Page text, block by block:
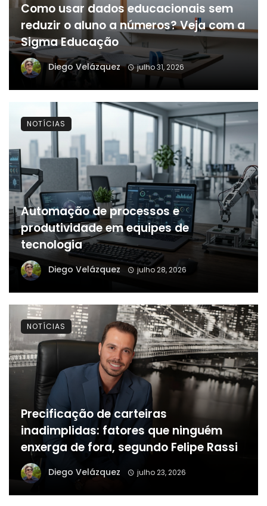
Como usar dados educacionais sem
reduzir o aluno a números? Veja com a
Sigma Educação
Diego Velázquez julho 31, 2026
Automação de processos e
produtividade em equipes de
tecnologia
Diego Velázquez julho 28, 2026
NOTÍCIAS
Precificação de carteiras
inadimplidas: fatores que ninguém
enxerga de fora, segundo Felipe Rassi
Diego Velázquez julho 23, 2026
NOTÍCIAS